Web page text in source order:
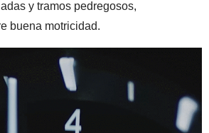
y tramos pedregosos,
buena motricidad.